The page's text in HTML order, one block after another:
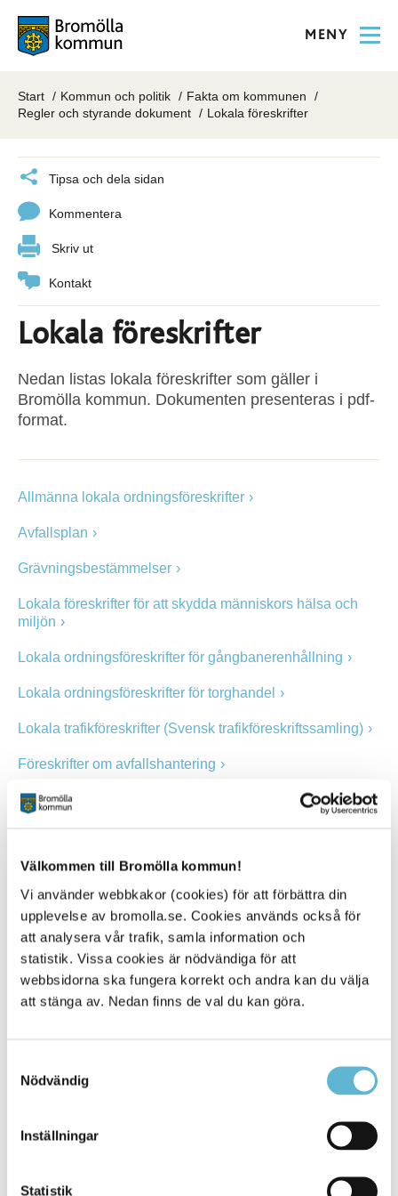
Välkommen till Bromölla kommun!
Vi använder webbkakor (cookies) för att förbättra din
upplevelse av bromolla.se. Cookies används också för
att analysera vår trafik, samla information och
statistik. Vissa cookies är nödvändiga för att
webbsidorna ska fungera korrekt och andra kan du välja
att stänga av. Nedan finns de val du kan göra.
Nödvändig
Inställningar
Statistik
MENY
Start Kommun och politik
Fakta om kommunen
Regler och styrande dokument
Lokala föreskrifter
Tipsa och dela sidan
Kommentera
Skriv ut
Kontakt
Lokala föreskrifter
Nedan listas lokala föreskrifter som gäller i
Bromölla kommun. Dokumenten presenteras i pdf-
format.
Allmänna lokala ordningsföreskrifter
Avfallsplan
Grävningsbestämmelser
Lokala föreskrifter för att skydda människors hälsa och
miljön
Lokala ordningsföreskrifter för gångbanerenhållning
Lokala ordningsföreskrifter för torghandel
Lokala trafikföreskrifter (Svensk trafikföreskriftssamling)
Föreskrifter om avfallshantering
Johan Hejman
Kanslichef, kommunjurist
0456-82 22 47
(SMS0709-17 12 47)
johan.hejman@bromolla.se